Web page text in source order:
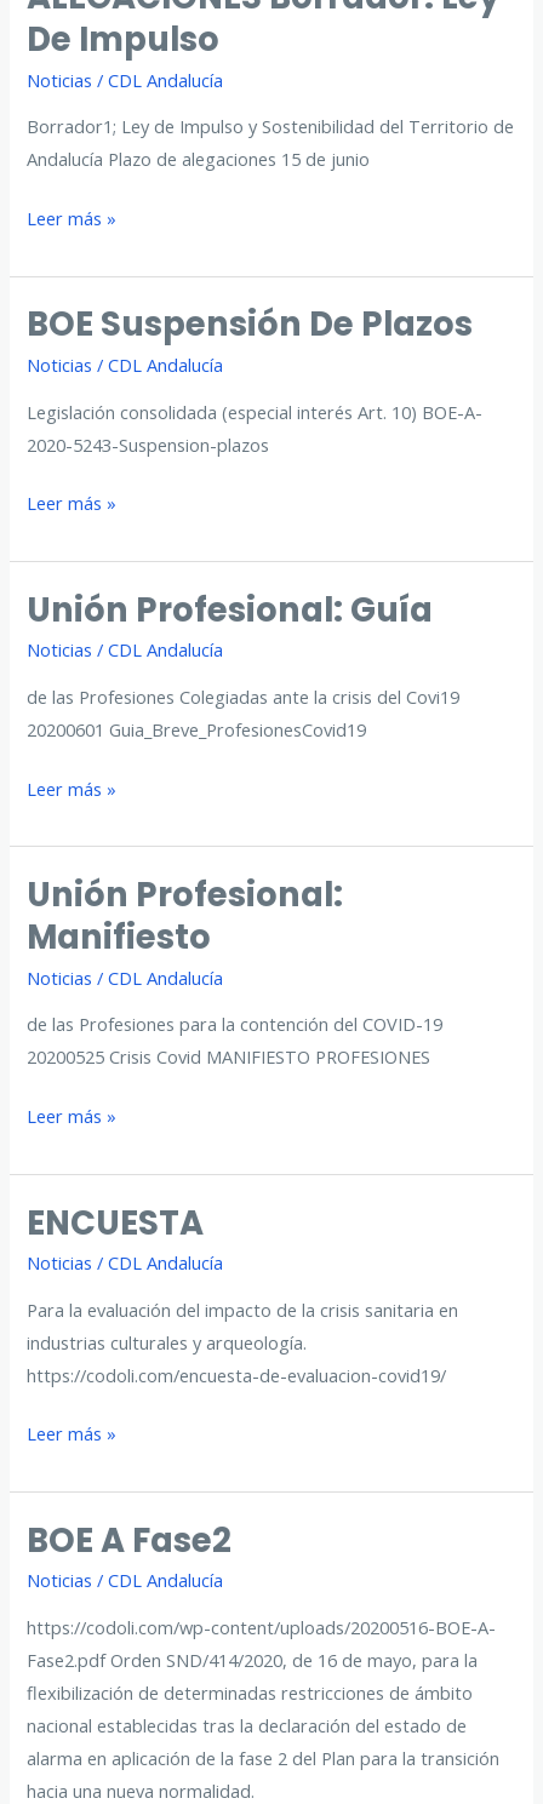
De Impulso
Noticias /CDL Andalucía
Borrador1; Ley de Impulso y Sostenibilidad del Territorio de
Andalucía Plazo de alegaciones 15 de junio
ALEGACIONES
Ley
de
Leer más »
BOE Suspensión De Plazos
Noticias /CDL Andalucía
Legislación consolidada (especial interés Art. 10) BOE-A-
2020-5243-Suspension-plazos
BOE
de
plazos
Leer más »
Unión Profesional: Guía
Noticias /CDL Andalucía
de las Profesiones Colegiadas ante la crisis del Covi19
20200601 Guia_Breve_ProfesionesCovid19
Unión
Guía
Leer más »
Unión Profesional:
Manifiesto
Noticias /CDL Andalucía
de las Profesiones para la contención del COVID-19
20200525 Crisis Covid MANIFIESTO PROFESIONES
Unión
Manifiesto
Leer más »
ENCUESTA
Noticias /CDL Andalucía
Para la evaluación del impacto de la crisis sanitaria en
industrias culturales y arqueología.
https://codoli.com/encuesta-de-evaluacion-covid19/
ENCUESTA
Leer más »
BOE A Fase2
Noticias /CDL Andalucía
https://codoli.com/wp-content/uploads/20200516-BOE-A-
Fase2.pdf Orden SND/414/2020, de 16 de mayo, para la
flexibilización de determinadas restricciones de ámbito
nacional establecidas tras la declaración del estado de
alarma en aplicación de la fase 2 del Plan para la transición
hacia una nueva normalidad.